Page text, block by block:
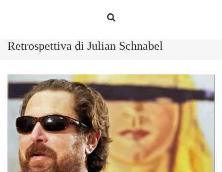
Retrospettiva di Julian Schnabel